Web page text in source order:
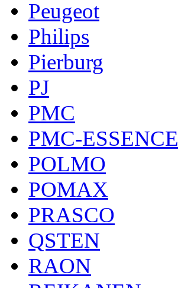
Peugeot
Philips
Pierburg
PJ
PMC
PMC-ESSENCE
POLMO
POMAX
PRASCO
QSTEN
RAON